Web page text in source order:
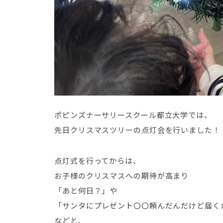
ポピンズナーサリースクール都立大学では、
先日クリスマスツリーの点灯会を行いました！
点灯式を行ってからは、
お子様のクリスマスへの期待が高まり
「あと何日？」や
「サンタにプレゼント〇〇頼んだんだけど届
などと、